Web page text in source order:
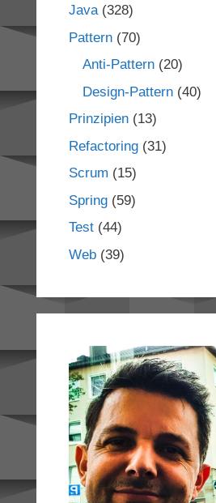
Java(328)
Pattern(70)
Anti-Pattern(20)
Design-Pattern(40)
Prinzipien(13)
Refactoring(31)
Scrum (15)
Spring(59)
Test(44)
Web(39)